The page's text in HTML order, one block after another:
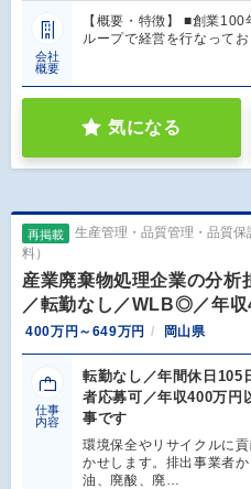
会社
概要
【概要・特徴】 ■創業
ループで経営を行なって
気になる
再掲載
生産管理・品質管理・品質
料）
産業廃棄物処理企業の分
／転勤なし／WLB◎／年
400万円～649万円 岡山県
仕事
内容
転勤なし／年間休日105
者応募可／年収400万円
事です
環境保全やリサイクルに
かせします。排出事業者
油、廃酸、廃…